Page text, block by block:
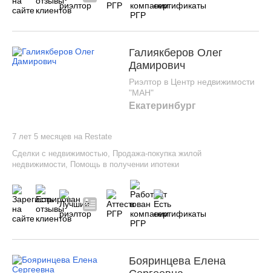
Галиякберов Олег
Дамирович
Риэлтор в Центр недвижимости
"МАН"
Екатеринбург
7 лет 5 месяцев на Restate
Сделки с недвижимостью, Продажа-покупка жилой
недвижимости, Помощь в получении ипотеки
Бояринцева Елена